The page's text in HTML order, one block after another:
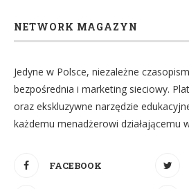
NETWORK MAGAZYN
Jedyne w Polsce, niezależne
bezpośrednia i marketing sieciowy.
oraz ekskluzywne narzędzie
każdemu menadżerowi działającemu
FACEBOOK